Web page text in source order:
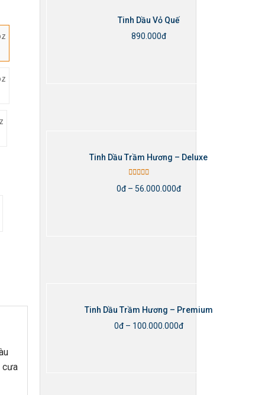
cưa
Tinh Dầu Vỏ Quế
890.000đ
Tinh Dầu Trầm Hương – Deluxe
out of 5
0đ– 56.000.000đ
Tinh Dầu Trầm Hương – Premium
0đ– 100.000.000đ